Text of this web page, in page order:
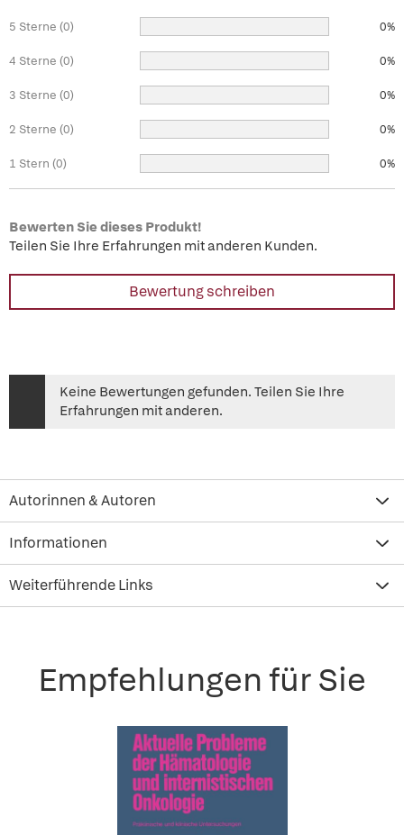
5 Sterne (0) 0%
4 Sterne (0) 0%
3 Sterne (0) 0%
2 Sterne (0) 0%
1 Stern (0) 0%
Bewerten Sie dieses Produkt!
Teilen Sie Ihre Erfahrungen mit anderen Kunden.
Bewertung schreiben
Keine Bewertungen gefunden. Teilen Sie Ihre
Erfahrungen mit anderen.
Autorinnen & Autoren
Informationen
Weiterführende Links
Empfehlungen für Sie